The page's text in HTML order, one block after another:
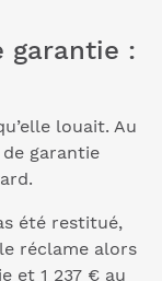
garantie :
louait. Au
garantie
été restitué,
réclame alors
et 1 237 € au